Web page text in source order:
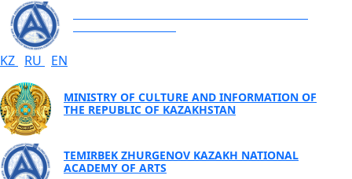
KZ RU EN
MINISTRY OF CULTURE AND INFORMATION OF
THE REPUBLIC OF KAZAKHSTAN
TEMIRBEK ZHURGENOV KAZAKH NATIONAL
ACADEMY OF ARTS